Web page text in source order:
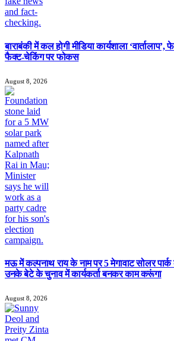
बाराबंकी में कल होगी मीडिया कार्यशाला
फैक्ट-चेकिंग पर फोकस
August 8, 2026
मऊ में कल्पनाथ राय के नाम पर 5 मेगावाट सोलर पार्क
उनके बेटे के चुनाव में कार्यकर्ता बनकर काम करूंगा
August 8, 2026